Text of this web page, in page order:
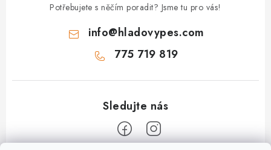
Potřebujete s něčím poradit? Jsme tu pro vás!
info@hladovypes.com
775 719 819